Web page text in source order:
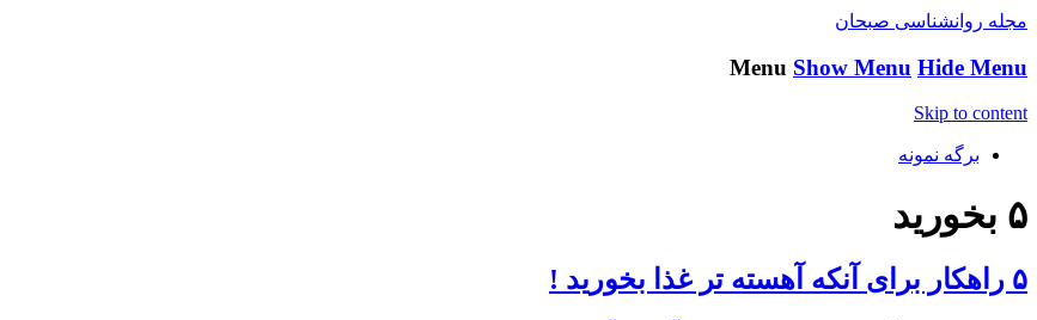
مجله روانشناسی صبحان
Menu Show Menu Hide Menu
Skip to content
برگه نمونه
۵ بخورید
۵ راهکار برای آنکه آهسته تر غذا بخورید !